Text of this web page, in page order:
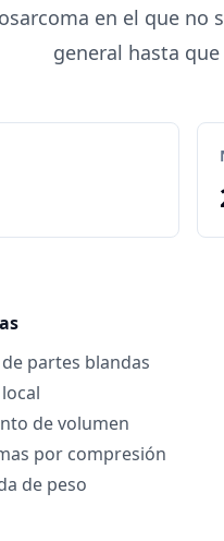
en el que no
general hasta
partes blandas
de volumen
por compresión
de peso